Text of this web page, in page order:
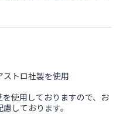
ストロ社製を使用
使用しておりますので、お
しております。